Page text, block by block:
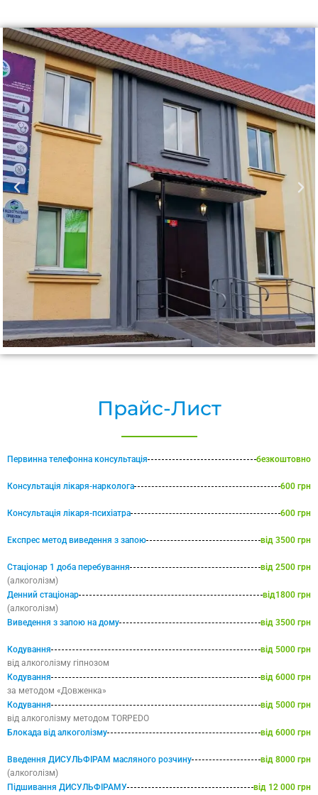
Прайс-Лист
Первинна телефонна консультація безкоштовно
Консультація лікаря-нарколога 600 грн
Консультація лікаря-психіатра 600 грн
Експрес метод виведення з запою від 3500 грн
Стаціонар 1 доба перебування
від 2500 грн
(алкоголізм)
Денний стаціонар
від1800 грн
(алкоголізм)
Виведення з запою на дому
від 3500 грн
Кодування
від 5000 грн
від алкоголізму гіпнозом
Кодування
від 6000 грн
за методом «Довженка»
Кодування
від 5000 грн
від алкоголізму методом TORPEDO
Блокада від алкоголізму
від 6000 грн
Введення ДИСУЛЬФІРАМ масляного розчину
від 8000 грн
(алкоголізм)
Підшивання ДИСУЛЬФІРАМУ
від 12 000 грн